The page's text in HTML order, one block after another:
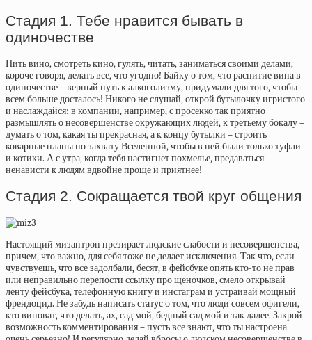
Стадия 1. Тебе нравится бывать в
одиночестве
Пить вино, смотреть кино, гулять, читать, заниматься своими делами,
короче говоря, делать все, что угодно! Байку о том, что распитие вина в
одиночестве – верный путь к алкоголизму, придумали для того, чтобы
всем больше досталось! Никого не слушай, открой бутылочку игристого
и наслаждайся: в компании, например, с просекко так приятно
размышлять о несовершенстве окружающих людей, к третьему бокалу –
думать о том, какая ты прекрасная, а к концу бутылки – строить
коварные планы по захвату Вселенной, чтобы в ней были только туфли
и котики. А с утра, когда тебя настигнет похмелье, предаваться
ненависти к людям вдвойне проще и приятнее!
Стадия 2. Сокращается твой круг общения
Настоящий мизантроп презирает людские слабости и несовершенства,
причем, что важно, для себя тоже не делает исключения. Так что, если
чувствуешь, что все задолбали, бесят, в фейсбуке опять кто-то не прав
или неправильно перепости ссылку про щеночков, смело открывай
ленту фейсбука, телефонную книгу и инстаграм и устраивай мощный
френдоцид. Не забудь написать статус о том, что люди совсем офигели,
кто виноват, что делать, ах, сад мой, бедный сад мой и так далее. Закрой
возможность комментирования – пусть все знают, что ты настроена